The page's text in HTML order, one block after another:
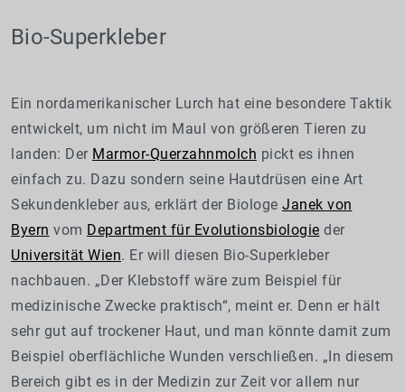
Bio-Superkleber
Ein nordamerikanischer Lurch hat eine besondere Taktik
entwickelt, um nicht im Maul von größeren Tieren zu
landen: Der Marmor-Querzahnmolch pickt es ihnen
einfach zu. Dazu sondern seine Hautdrüsen eine Art
Sekundenkleber aus, erklärt der Biologe Janek von
Byern vom Department für Evolutionsbiologie der
Universität Wien. Er will diesen Bio-Superkleber
nachbauen. „Der Klebstoff wäre zum Beispiel für
medizinische Zwecke praktisch“, meint er. Denn er hält
sehr gut auf trockener Haut, und man könnte damit zum
Beispiel oberflächliche Wunden verschließen. „In diesem
Bereich gibt es in der Medizin zur Zeit vor allem nur